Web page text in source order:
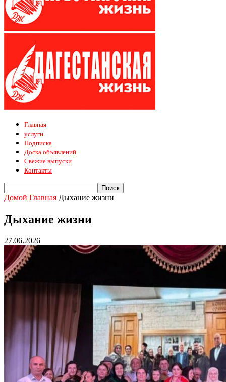
Главная
услуги
Подписка
Доска объявлений
Свежие выпуски
Контакты
Домой Главная Дыхание жизни
Дыхание жизни
27.06.2026